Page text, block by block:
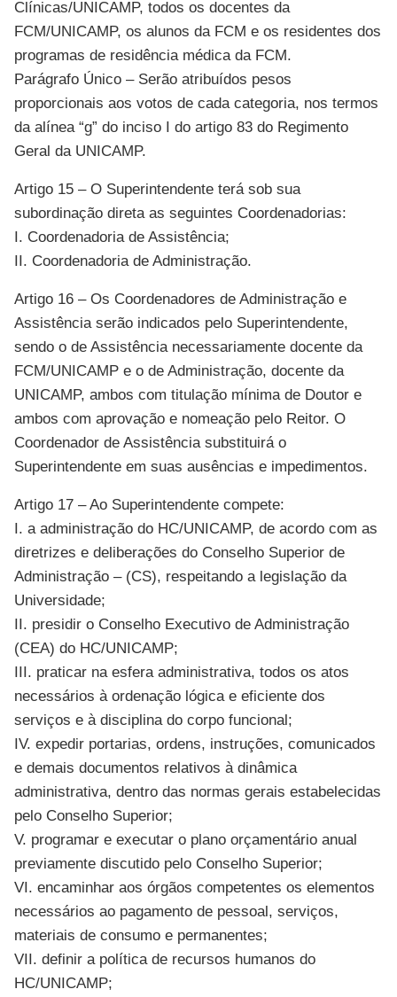
Clínicas/UNICAMP, todos os docentes da
FCM/UNICAMP, os alunos da FCM e os residentes dos
programas de residência médica da FCM.
Parágrafo Único – Serão atribuídos pesos
proporcionais aos votos de cada categoria, nos termos
da alínea “g” do inciso I do artigo 83 do Regimento
Geral da UNICAMP.
Artigo 15 – O Superintendente terá sob sua
subordinação direta as seguintes Coordenadorias:
I. Coordenadoria de Assistência;
II. Coordenadoria de Administração.
Artigo 16 – Os Coordenadores de Administração e
Assistência serão indicados pelo Superintendente,
sendo o de Assistência necessariamente docente da
FCM/UNICAMP e o de Administração, docente da
UNICAMP, ambos com titulação mínima de Doutor e
ambos com aprovação e nomeação pelo Reitor. O
Coordenador de Assistência substituirá o
Superintendente em suas ausências e impedimentos.
Artigo 17 – Ao Superintendente compete:
I. a administração do HC/UNICAMP, de acordo com as
diretrizes e deliberações do Conselho Superior de
Administração – (CS), respeitando a legislação da
Universidade;
II. presidir o Conselho Executivo de Administração
(CEA) do HC/UNICAMP;
III. praticar na esfera administrativa, todos os atos
necessários à ordenação lógica e eficiente dos
serviços e à disciplina do corpo funcional;
IV. expedir portarias, ordens, instruções, comunicados
e demais documentos relativos à dinâmica
administrativa, dentro das normas gerais estabelecidas
pelo Conselho Superior;
V. programar e executar o plano orçamentário anual
previamente discutido pelo Conselho Superior;
VI. encaminhar aos órgãos competentes os elementos
necessários ao pagamento de pessoal, serviços,
materiais de consumo e permanentes;
VII. definir a política de recursos humanos do
HC/UNICAMP;